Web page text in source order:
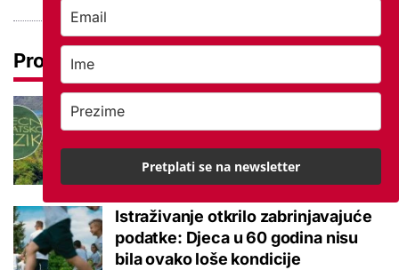
Pročitaj još
Tokom ili tijekom nastave? Ova
jezična dvojba često zbunjuje, a
odgovor je zapravo jednostavan
Istraživanje otkrilo zabrinjavajuće
podatke: Djeca u 60 godina nisu
bila ovako loše kondicije
Pretplati se na newsletter